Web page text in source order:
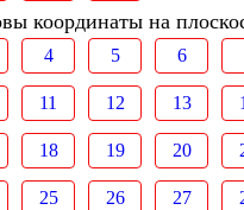
координаты на
4 5 6
11 12 13
18 19 20
25 26 27